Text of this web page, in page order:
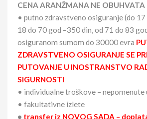
CENA ARANŽMANA NE OBUHVATA
• putno zdravstveno osiguranje (do 17
18 do 70 god –350 din, od 71 do 83
osiguranom sumom do 30000 evra
ZDRAVSTVENO OSIGURANJE SE
PUTOVANJE U INOSTRANSTVO
SIGURNOSTI
• individualne troškove – nepomenute
• fakultativne izlete
• transfer iz NOVOG SADA –